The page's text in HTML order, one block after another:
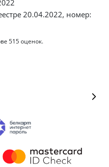
20.04.2022, номер:
515оценок.